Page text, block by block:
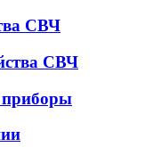
СВЧ
СВЧ